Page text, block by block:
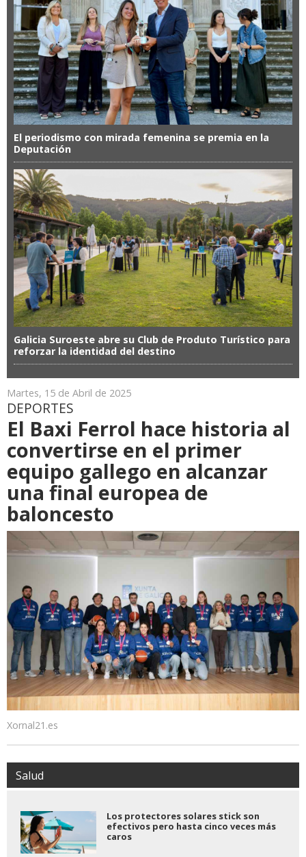
El periodismo con mirada femenina se premia en la
Deputación
Galicia Suroeste abre su Club de Produto Turístico para
reforzar la identidad del destino
Martes, 15 de Abril de 2025
DEPORTES
El Baxi Ferrol hace historia al
convertirse en el primer
equipo gallego en alcanzar
una final europea de
baloncesto
Xornal21.es
Salud
Los protectores solares stick son
efectivos pero hasta cinco veces más
caros